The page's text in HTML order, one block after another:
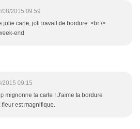
08/2015 09:59
jolie carte, joli travail de bordure. <br />
end
2015 09:15
mignonne ta carte ! J'aime ta bordure
fleur est magnifique.